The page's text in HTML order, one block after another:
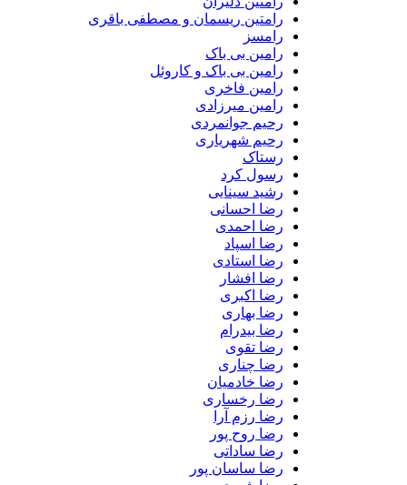
رامتین ریسمان و مصطفی باقری
رامسز
رامین بی باک
رامین بی باک و کاروئل
رامین فاخری
رامین میرزادی
رحیم جوانمردی
رحیم شهریاری
رستاک
رسول کرد
رشید سینایی
رضا احسانی
رضا احمدی
رضا اسپاد
رضا استادی
رضا افشار
رضا اکبری
رضا بهاری
رضا بیدرام
رضا تقوی
رضا چناری
رضا خادمیان
رضا رخساری
رضا رزم آرا
رضا روح پور
رضا ساداتی
رضا ساسان پور